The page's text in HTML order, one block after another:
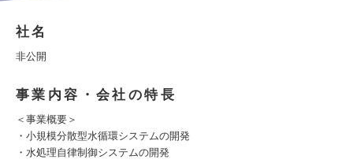
社名
非公開
事業内容・会社の特長
＜事業概要＞
・小規模分散型水循環システムの開発
・水処理自律制御システムの開発